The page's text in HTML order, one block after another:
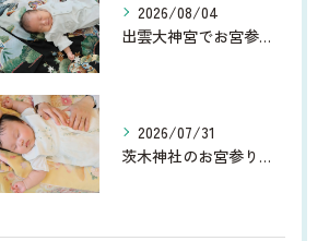
2026/08/04
出雲大神宮でお宮参り｜9月がおすすめ！美しい緑に囲まれた家族写真
2026/07/31
茨木神社のお宮参り撮影レポート｜夏のお宮参り